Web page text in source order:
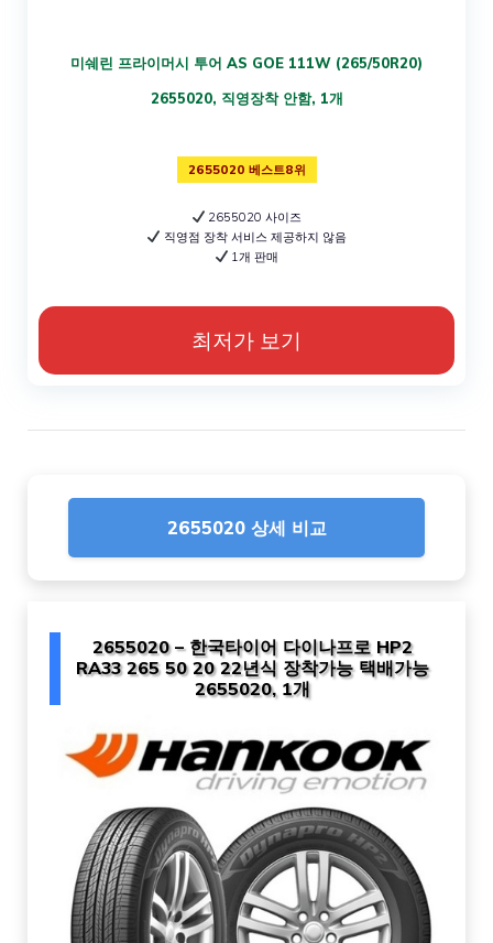
미쉐린 프라이머시 투어 AS GOE 111W (265/50R20)
2655020, 직영장착 안함, 1개
2655020 베스트8위
2655020 사이즈
직영점 장착 서비스 제공하지 않음
1개 판매
최저가 보기
2655020 상세 비교
2655020 – 한국타이어 다이나프로 HP2
RA33 265 50 20 22년식 장착가능 택배가능
2655020, 1개